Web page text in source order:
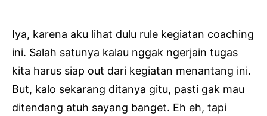
Iya, karena aku lihat dulu rule kegiatan coaching
ini. Salah satunya kalau nggak ngerjain tugas
kita harus siap out dari kegiatan menantang ini.
But, kalo sekarang ditanya gitu, pasti gak mau
ditendang atuh sayang banget. Eh eh, tapi